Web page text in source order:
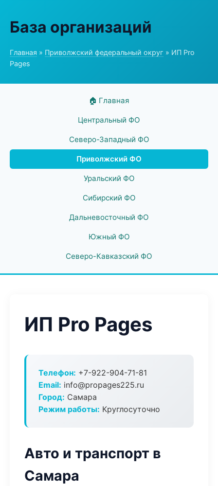
База организаций
Главная » Приволжский федеральный округ » ИП Pro
Pages
🏠 Главная
Центральный ФО
Северо-Западный ФО
Приволжский ФО
Уральский ФО
Сибирский ФО
Дальневосточный ФО
Южный ФО
Северо-Кавказский ФО
ИП Pro Pages
Телефон: +7-922-904-71-81
Email: info@propages225.ru
Город: Самара
Режим работы: Круглосуточно
Авто и транспорт в
Самара